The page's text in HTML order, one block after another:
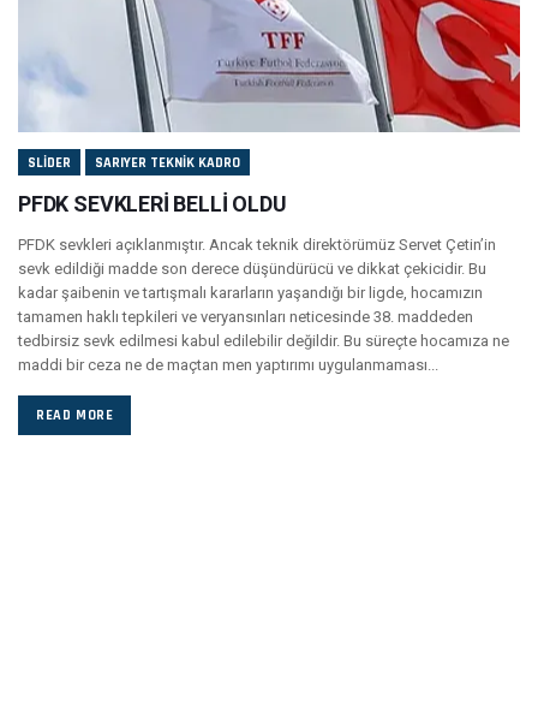
SLIDER SARIYER TEKNIK KADRO
PFDK SEVKLERİ BELLİ OLDU
PFDK sevkleri açıklanmıştır. Ancak teknik direktörümüz Servet Çetin’in
sevk edildiği madde son derece düşündürücü ve dikkat çekicidir. Bu
kadar şaibenin ve tartışmalı kararların yaşandığı bir ligde, hocamızın
tamamen haklı tepkileri ve veryansınları neticesinde 38. maddeden
tedbirsiz sevk edilmesi kabul edilebilir değildir. Bu süreçte hocamıza ne
maddi bir ceza ne de maçtan men yaptırımı uygulanmaması...
READ MORE